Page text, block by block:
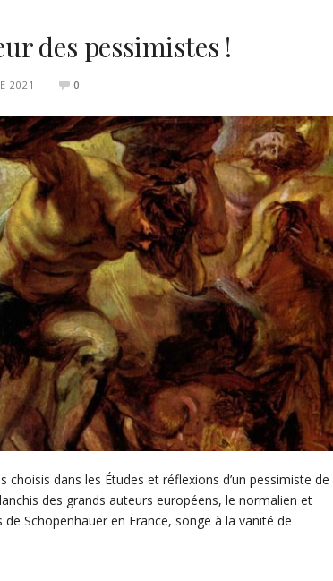
des pessimistes !
2021 0
dans les Études et réflexions d’un pessimiste de
des grands auteurs européens, le normalien et
Schopenhauer en France, songe à la vanité de